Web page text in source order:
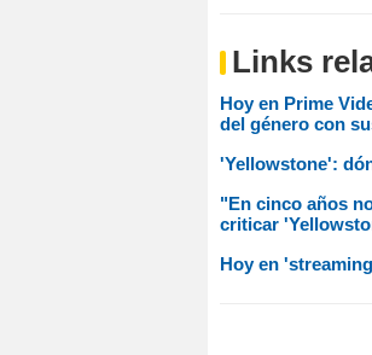
Links
Hoy en Prime
del género con
'Yellowstone':
"En cinco años
criticar
Hoy en